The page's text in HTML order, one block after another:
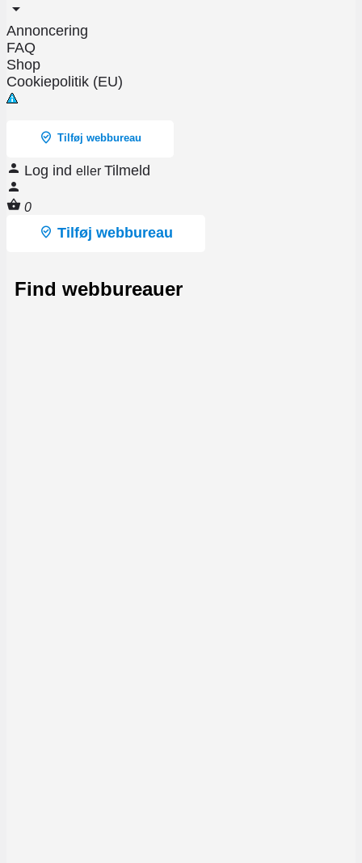
Annoncering
FAQ
Shop
Cookiepolitik (EU)
Tilføj webbureau
Log ind eller Tilmeld
0
Tilføj webbureau
Find webbureauer